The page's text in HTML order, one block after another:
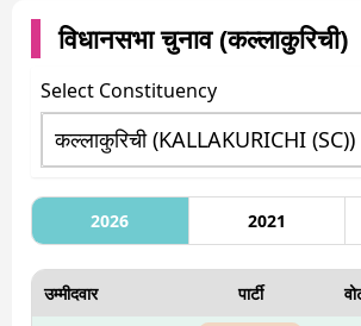
विधानसभा चुनाव (कल्लाकुरिची)
Select Constituency
2026 2021
उम्मीदवार पार्टी